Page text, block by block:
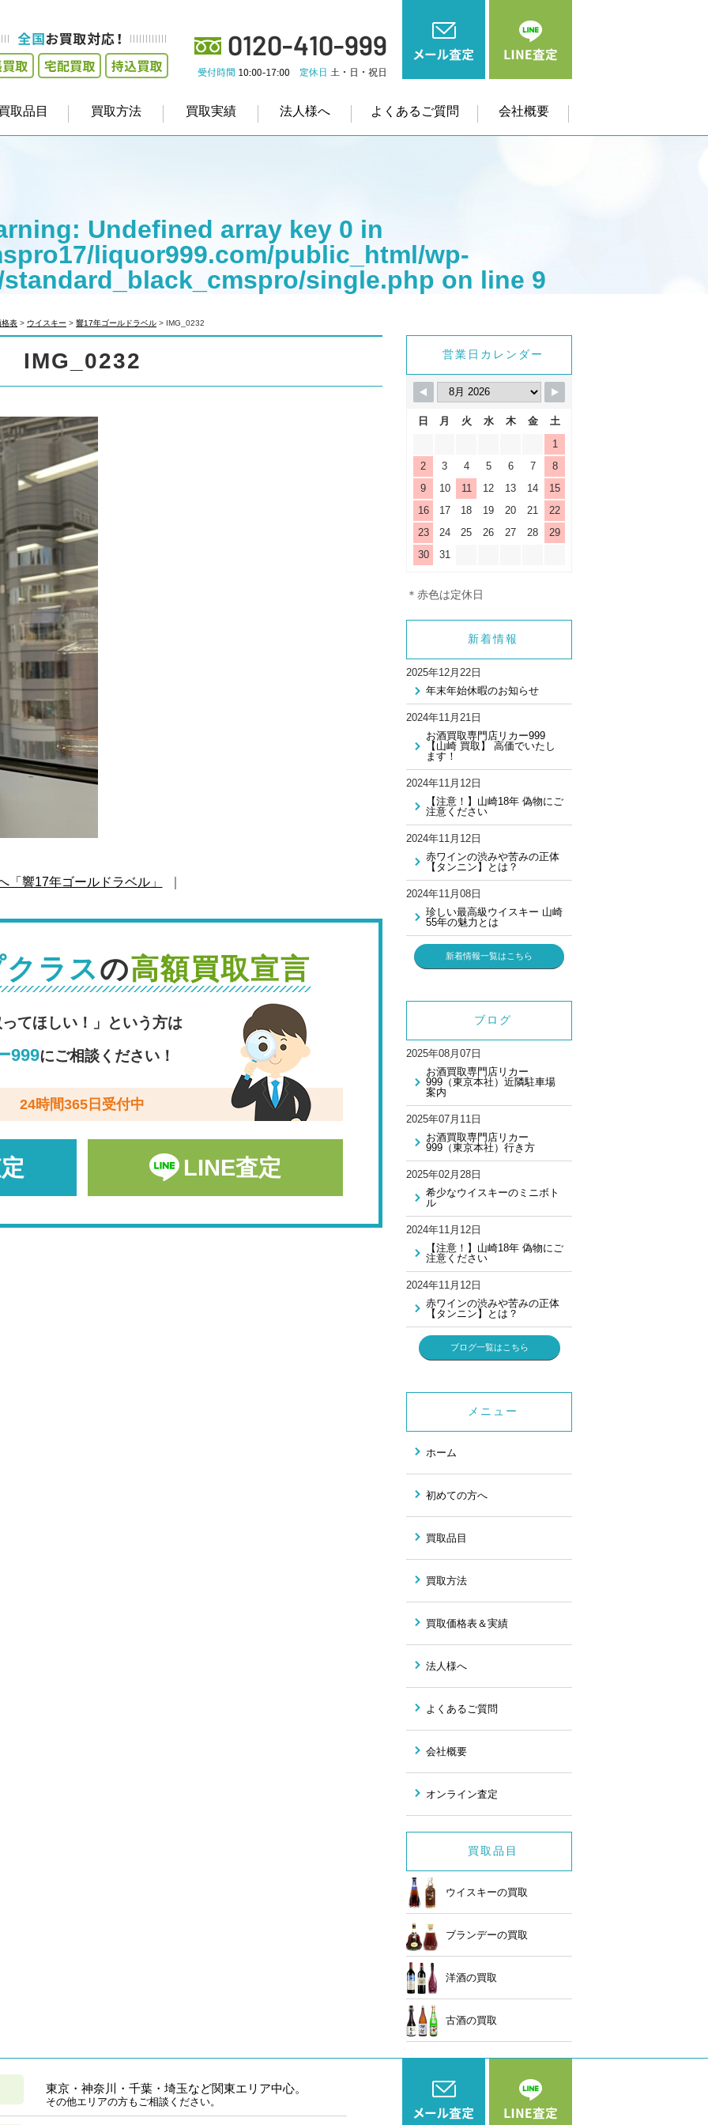
取品目 買取方法 買取実績 法人様へ よくあるご質問 会社概要
: Undefined array key 0 in
liquor999.com/public_html/wp-
single.php on line 9
to read property "cat_name" on null in
liquor999.com/public_html/wp-
single.phpon line9
格表 > ウイスキー > 響17年ゴールドラベル > IMG_0232
IMG_0232
「響17年ゴールドラベル」
ラスの高額買取宣言
てほしい！」という方は
999にご相談ください！
24時間365日受付中
LINE査定
営業日カレンダー
日 月 火 水 木 金
土
1
2
3 4 5 6 7
8
9
10 11 12 13 14
15
16
17 18 19 20 21
22
23
24 25 26 27 28
29
30
31
＊赤色は定休日
新着情報
2025年12月22日
年末年始休暇のお知らせ
2024年11月21日
お酒買取専門店リカー999
【山崎 買取】 高価でいたし
ます！
2024年11月12日
【注意！】山崎18年 偽物にご
注意ください
2024年11月12日
赤ワインの渋みや苦みの正体
【タンニン】とは？
2024年11月08日
珍しい最高級ウイスキー 山崎
55年の魅力とは
新着情報一覧はこちら
ブログ
2025年08月07日
お酒買取専門店リカー
999（東京本社）近隣駐車場
案内
2025年07月11日
お酒買取専門店リカー
999（東京本社）行き方
2025年02月28日
希少なウイスキーのミニボト
ル
2024年11月12日
【注意！】山崎18年 偽物にご
注意ください
2024年11月12日
赤ワインの渋みや苦みの正体
【タンニン】とは？
ブログ一覧はこちら
メニュー
ホーム
初めての方へ
買取品目
買取方法
買取価格表＆実績
法人様へ
よくあるご質問
会社概要
オンライン査定
買取品目
ウイスキーの買取
ブランデーの買取
洋酒の買取
古酒の買取
東京・神奈川・千葉・埼玉など関東エリア中心。
その他エリアの方もご相談ください。